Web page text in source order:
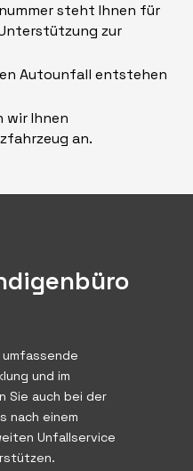
steht Ihnen für
zur
Autounfall entstehen
wir Ihnen
an.
und im
Sie auch bei der
nach einem
Unfallservice